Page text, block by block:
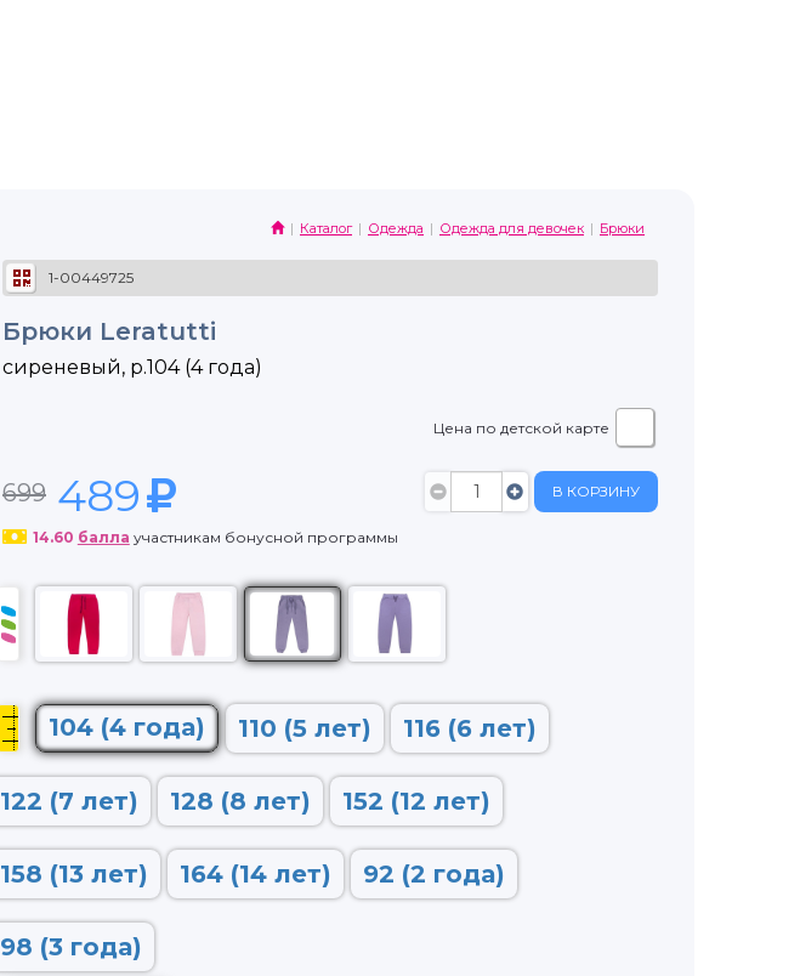
Каталог Одежда Одежда для девочек Брюки
1-00449725
Брюки Leratutti
сиреневый, р.104 (4 года)
Цена по детской карте
699 489 В КОРЗИНУ
14.60 балла участникам бонусной программы
104 (4 года) 110 (5 лет) 116 (6 лет)
122 (7 лет) 128 (8 лет) 152 (12 лет)
158 (13 лет) 164 (14 лет) 92 (2 года)
98 (3 года)